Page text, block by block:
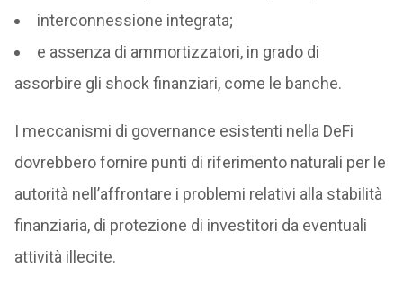
interconnessione integrata;
e assenza di ammortizzatori, in grado di
assorbire gli shock finanziari, come le banche.
I meccanismi di governance esistenti nella DeFi
dovrebbero fornire punti di riferimento naturali per le
autorità nell’affrontare i problemi relativi alla stabilità
finanziaria, di protezione di investitori da eventuali
attività illecite.